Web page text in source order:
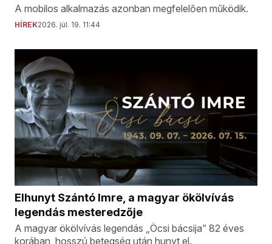
A mobilos alkalmazás azonban megfelelően működik.
HÍREK2026. júl. 19. 11:44
Elhunyt Szántó Imre, a magyar ökölvívás
legendás mesteredzője
A magyar ökölvívás legendás „Öcsi bácsija” 82 éves
korában, hosszú betegség után hunyt el.